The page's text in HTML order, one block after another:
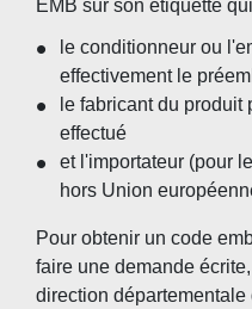
EMB sur son étiquette
le conditionneur ou
effectivement le
le fabricant du
effectué
et l'importateur (pour
hors Union
Pour obtenir un code
faire une demande
direction